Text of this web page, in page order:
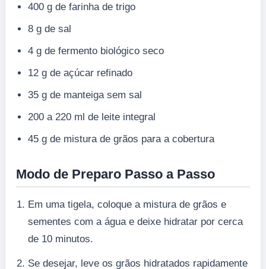
400 g de farinha de trigo
8 g de sal
4 g de fermento biológico seco
12 g de açúcar refinado
35 g de manteiga sem sal
200 a 220 ml de leite integral
45 g de mistura de grãos para a cobertura
Modo de Preparo Passo a Passo
Em uma tigela, coloque a mistura de grãos e
sementes com a água e deixe hidratar por cerca
de 10 minutos.
Se desejar, leve os grãos hidratados rapidamente